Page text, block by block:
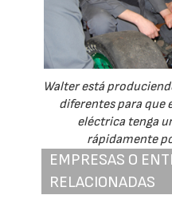
Walter está
diferentes para que
eléctrica tenga
rápidamente
EMPRESAS O
RELACIONADAS